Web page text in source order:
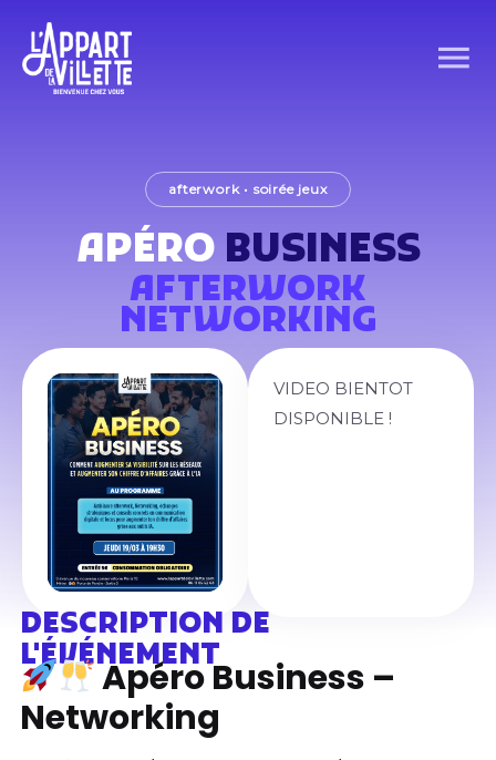
afterwork• soirée jeux
APÉRO BUSINESS
AFTERWORK
NETWORKING
VIDEO BIENTOT
DISPONIBLE !
DESCRIPTION DE
L'ÉVÉNEMENT
Apéro Business –
Networking